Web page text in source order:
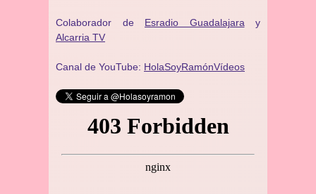
Colaborador de Esradio Guadalajara y
Alcarria TV
Canal de YouTube: HolaSoyRamónVídeos